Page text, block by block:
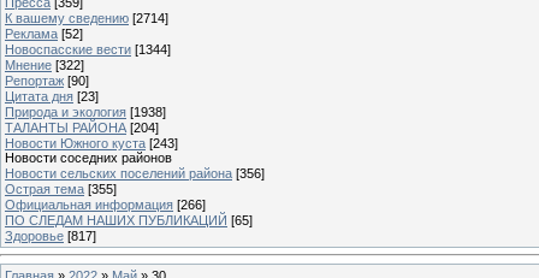
К вашему сведению [2714]
Реклама [52]
Новоспасские вести [1344]
Мнение [322]
Репортаж [90]
Цитата дня [23]
Природа и экология [1938]
ТАЛАНТЫ РАЙОНА [204]
Новости Южного куста [243]
Новости соседних районов
Новости сельских поселений района [356]
Острая тема [355]
Официальная информация [266]
ПО СЛЕДАМ НАШИХ ПУБЛИКАЦИЙ [65]
Здоровье [817]